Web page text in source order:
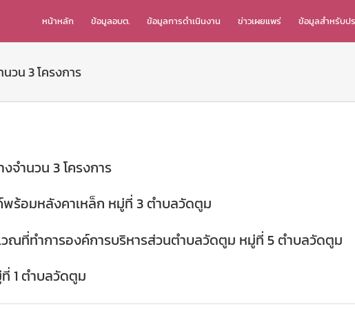
หน้าหลัก ข้อมูลอบต. ข้อมูลการดำเนินงาน ข่าวเผยแพร่ ข้อมูลสำหรับป
วน 3 โครงการ
จำนวน 3 โครงการ
พร้อมหลังคาเหล็ก หมู่ที่ 3 ตำบลวัดตูม
วณที่ทำการองค์การบริหารส่วนตำบลวัดตูม หมู่ที่ 5 ตำบลวัดตูม
1 ตำบลวัดตูม